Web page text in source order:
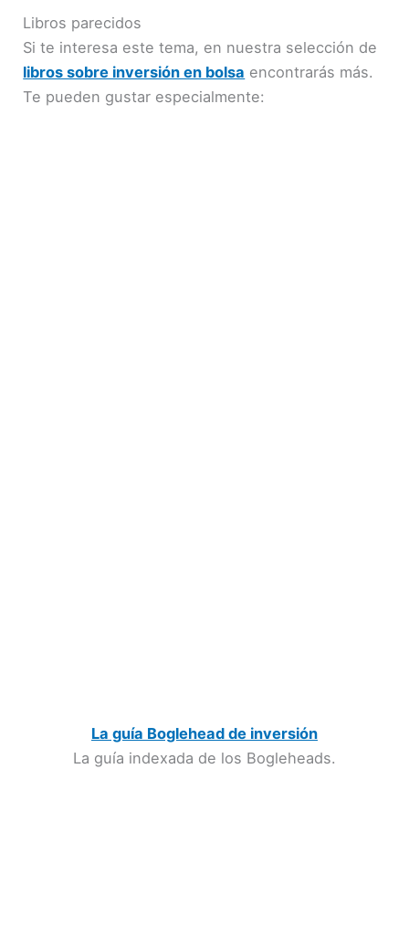
Libros parecidos
Si te interesa este tema, en nuestra selección de
libros sobre inversión en bolsa encontrarás más.
Te pueden gustar especialmente:
La guía Boglehead de inversión
La guía indexada de los Bogleheads.